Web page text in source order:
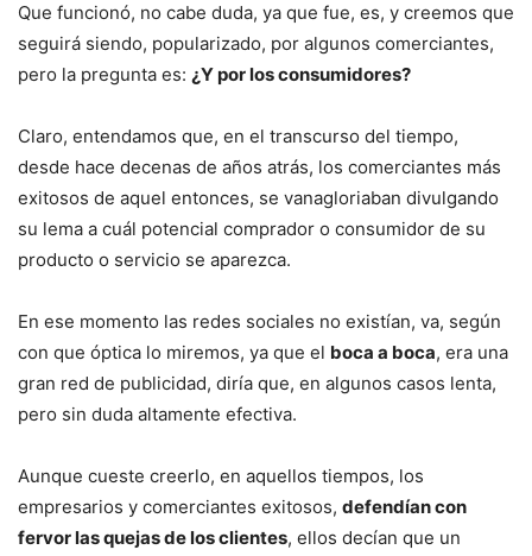
Que funcionó, no cabe duda, ya que fue, es, y creemos que
seguirá siendo, popularizado, por algunos comerciantes,
pero la pregunta es: ¿Y por los consumidores?
Claro, entendamos que, en el transcurso del tiempo,
desde hace decenas de años atrás, los comerciantes más
exitosos de aquel entonces, se vanagloriaban divulgando
su lema a cuál potencial comprador o consumidor de su
producto o servicio se aparezca.
En ese momento las redes sociales no existían, va, según
con que óptica lo miremos, ya que el boca a boca, era una
gran red de publicidad, diría que, en algunos casos lenta,
pero sin duda altamente efectiva.
Aunque cueste creerlo, en aquellos tiempos, los
empresarios y comerciantes exitosos, defendían con
fervor las quejas de los clientes, ellos decían que un